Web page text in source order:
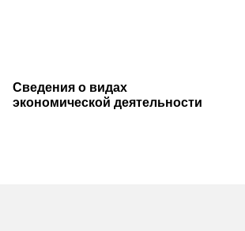
Сведения о видах
экономической деятельности